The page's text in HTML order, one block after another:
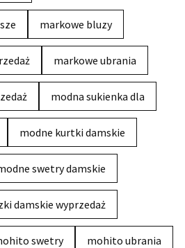
markowe bluzy
markowe ubrania
modna sukienka dla
modne kurtki damskie
swetry damskie
damskie wyprzedaż
swetry mohito ubrania